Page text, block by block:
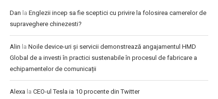
Dan la Englezii incep sa fie sceptici cu privire la folosirea camerelor de
supraveghere chinezesti?
Alin la Noile device-uri și servicii demonstrează angajamentul HMD
Global de a investi în practici sustenabile în procesul de fabricare a
echipamentelor de comunicații
Alexa la CEO-ul Tesla ia 10 procente din Twitter